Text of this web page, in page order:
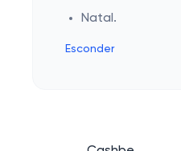
Natal.
Esconder